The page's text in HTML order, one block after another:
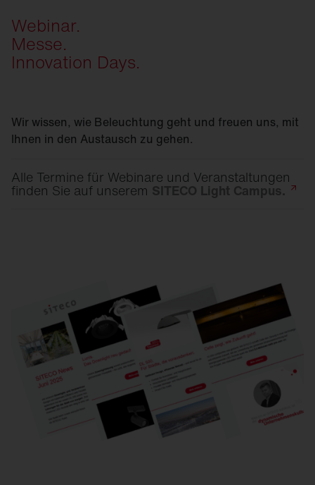
Webinar.
Messe.
Innovation Days.
Wir wissen, wie Beleuchtung geht und freuen uns, mit
Ihnen in den Austausch zu gehen.
Alle Termine für Webinare und Veranstaltungen
finden Sie auf unserem SITECO Light Campus.